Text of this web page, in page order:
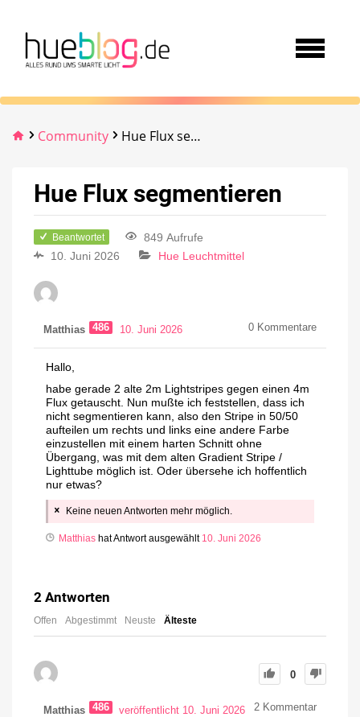
Community Hue Flux segmentieren
Hue Flux segmentieren
Beantwortet
849 Aufrufe
10. Juni 2026
Hue Leuchtmittel
Matthias 486 10. Juni 2026 0 Kommentare
Hallo,
habe gerade 2 alte 2m Lightstripes gegen einen 4m
Flux getauscht. Nun mußte ich feststellen, dass ich
nicht segmentieren kann, also den Stripe in 50/50
aufteilen um rechts und links eine andere Farbe
einzustellen mit einem harten Schnitt ohne
Übergang, was mit dem alten Gradient Stripe /
Lighttube möglich ist. Oder übersehe ich hoffentlich
nur etwas?
Keine neuen Antworten mehr möglich.
Matthias hat Antwort ausgewählt 10. Juni 2026
2 Antworten
Offen Abgestimmt Neuste Älteste
0
Matthias 486 veröffentlicht 10. Juni 2026 2 Kommentar